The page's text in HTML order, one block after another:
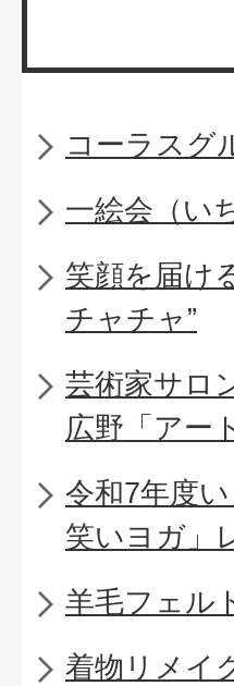
コーラスグ
一絵会（い
笑顔を届け
チャチャ”
芸術家サロ
広野「アー
令和7年度
笑いヨガ」
羊毛フェル
着物リメイ